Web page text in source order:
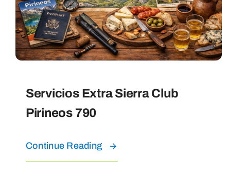
Servicios Extra Sierra Club
Pirineos 790
Continue Reading